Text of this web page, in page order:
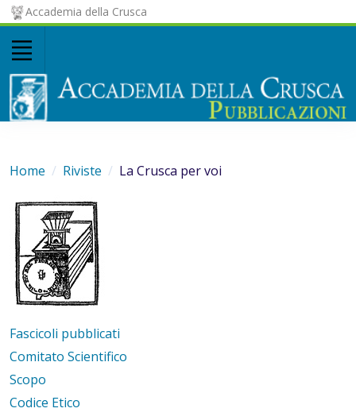
Accademia della Crusca
Home Riviste La Crusca per voi
Fascicoli pubblicati
Comitato Scientifico
Scopo
Codice Etico